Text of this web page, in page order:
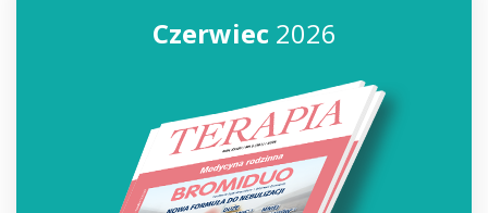
Czerwiec2026